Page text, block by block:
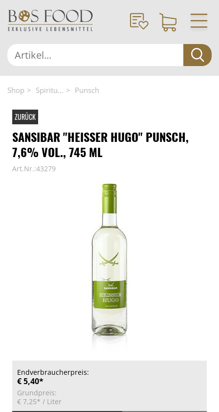
Shop Spiritu... Punsch
ZURÜCK
SANSIBAR "HEISSER HUGO" PUNSCH,
7,6% VOL., 745 ML
Art.Nr.:43279
Endverbraucherpreis:
€ 5,40*
Grundpreis:
€ 7,25* / Liter